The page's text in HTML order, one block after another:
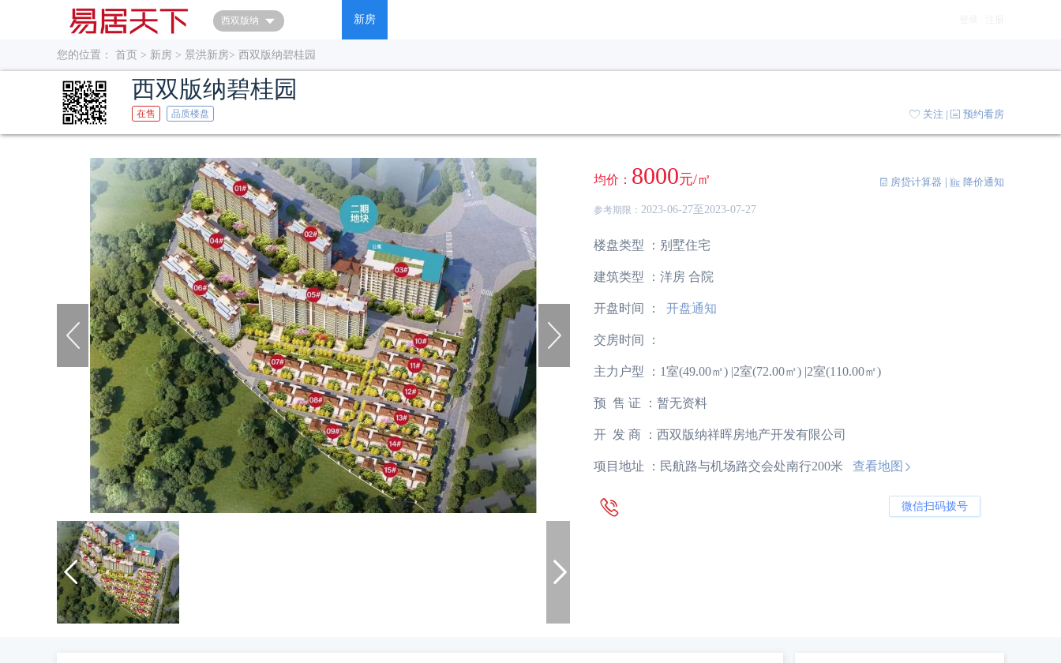
西双版纳 新房
您的位置： 首页 > 新房 > 景洪新房> 西双版纳碧桂园
西双版纳碧桂园
在售 品质楼盘 关注 | 预约看房
 
均价： 8000元/㎡  房贷计算器  降价通知
参考期限： 2023-06-27至2023-07-27
楼盘类型 ： 别墅住宅
建筑类型 ： 洋房 合院
开盘时间 ： 开盘通知
交房时间 ：
主力户型 ： 1室(49.00㎡) |2室(72.00㎡) |2室(110.00㎡)
预 售 证 ： 暂无资料
开 发 商 ： 西双版纳祥晖房地产开发有限公司
项目地址 ： 民航路与机场路交会处南行200米 查看地图 
 微信扫码拨号